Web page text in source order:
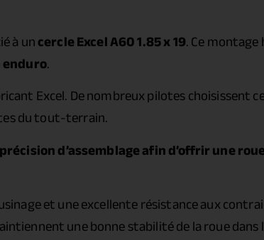
à uncercle Excel A60 1.85 x 19. Ce
.
Excel. De nombreux pilotes choisissent
du tout-terrain.
d’assemblage afin d’offrir une
et une excellente résistance aux
une bonne stabilité de la roue dans